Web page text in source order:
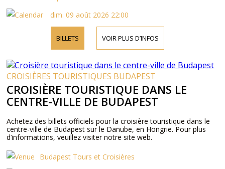
dim. 09 août 2026 22:00
BILLETS VOIR PLUS D’INFOS
CROISIÈRES TOURISTIQUES BUDAPEST
CROISIÈRE TOURISTIQUE DANS LE
CENTRE-VILLE DE BUDAPEST
Achetez des billets officiels pour la croisière touristique dans le
centre-ville de Budapest sur le Danube, en Hongrie. Pour plus
d’informations, veuillez visiter notre site web.
Budapest Tours et Croisières